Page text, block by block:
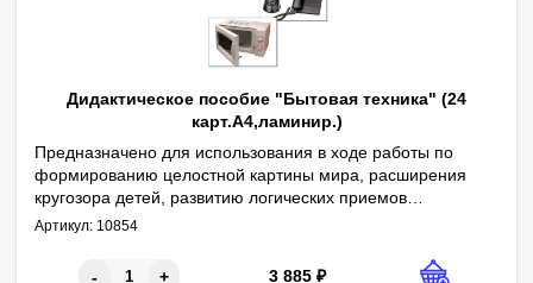
Дидактическое пособие "Бытовая техника" (24
карт.А4,ламинир.)
Предназначено для использования в ходе работы по
формированию целостной картины мира, расширения
кругозора детей, развитию логических приемов
мышления, обогащению и активизации словаря.
ламинированных пленкой. Сопровождается
Авторы: О. В. Печенкина, В. В. Кожевникова
Артикул: 10854
- + 3 885 ₽